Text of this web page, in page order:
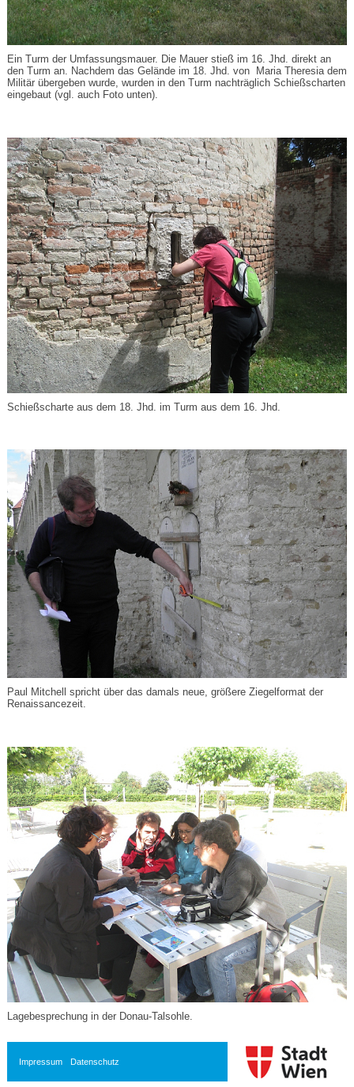
Ein Turm der Umfassungsmauer. Die Mauer stieß im 16. Jhd. direkt an
den Turm an. Nachdem das Gelände im 18. Jhd. von Maria Theresia dem
Militär übergeben wurde, wurden in den Turm nachträglich Schießscharten
eingebaut (vgl. auch Foto unten).
Schießscharte aus dem 18. Jhd. im Turm aus dem 16. Jhd.
Paul Mitchell spricht über das damals neue, größere Ziegelformat der
Renaissancezeit.
Lagebesprechung in der Donau-Talsohle.
Impressum Datenschutz